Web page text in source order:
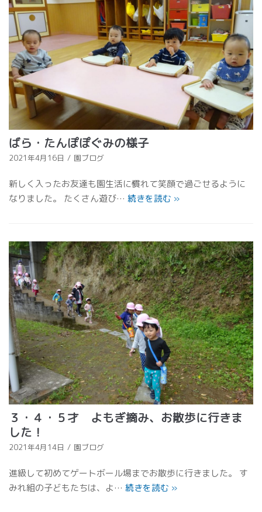
ばら・たんぽぽぐみの様子
2021年4月16日 園ブログ
新しく入ったお友達も園生活に慣れて笑顔で過ごせるように
なりました。 たくさん遊び… 続きを読む »
３・４・５才 よもぎ摘み、お散歩に行きま
した！
2021年4月14日 園ブログ
進級して初めてゲートボール場までお散歩に行きました。 す
みれ組の子どもたちは、よ… 続きを読む »